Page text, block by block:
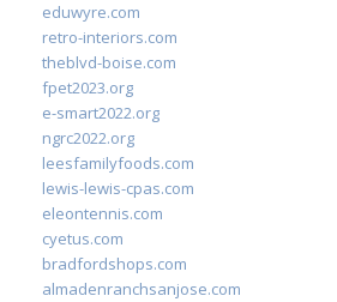
eduwyre.com
retro-interiors.com
theblvd-boise.com
fpet2023.org
e-smart2022.org
ngrc2022.org
leesfamilyfoods.com
lewis-lewis-cpas.com
eleontennis.com
cyetus.com
bradfordshops.com
almadenranchsanjose.com